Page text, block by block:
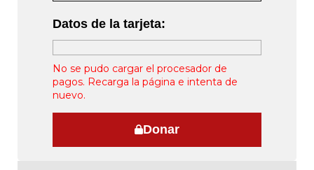
Datos de la tarjeta:
No se pudo cargar el procesador de
pagos. Recarga la página e intenta de
nuevo.
Donar